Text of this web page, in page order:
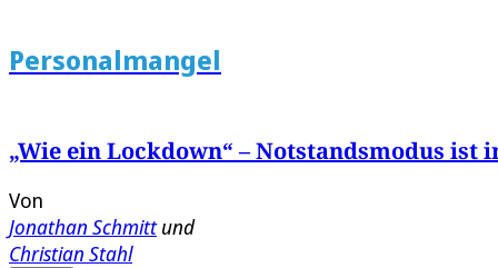
Personalmangel
„Wie ein Lockdown“ – Notstandsmodus ist
Von
Jonathan Schmittund
Christian Stahl